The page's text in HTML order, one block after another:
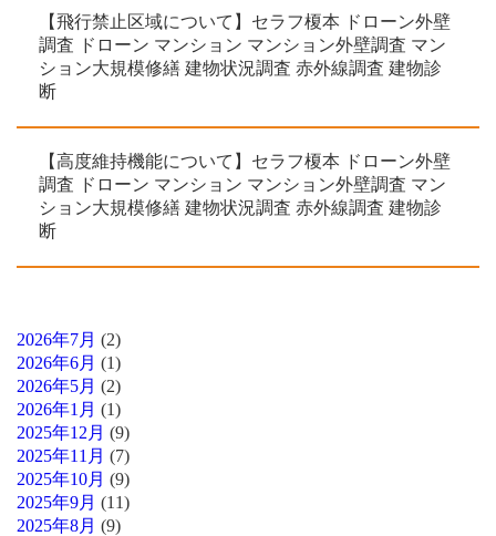
【飛行禁止区域について】セラフ榎本 ドローン外壁
調査 ドローン マンション マンション外壁調査 マン
ション大規模修繕 建物状況調査 赤外線調査 建物診
断
【高度維持機能について】セラフ榎本 ドローン外壁
調査 ドローン マンション マンション外壁調査 マン
ション大規模修繕 建物状況調査 赤外線調査 建物診
断
2026年7月 (2)
2026年6月 (1)
2026年5月 (2)
2026年1月 (1)
2025年12月 (9)
2025年11月 (7)
2025年10月 (9)
2025年9月 (11)
2025年8月 (9)